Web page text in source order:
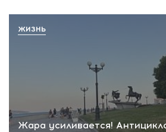
Жара усиливается!
ЖИЗНЬ